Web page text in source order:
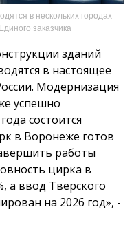
в нескольких городах
заказчика
зданий
в настоящее
Модернизация
успешно
состоится
в Воронеже готов
работы
цирка в
а ввод Тверского
на 2026 год», -